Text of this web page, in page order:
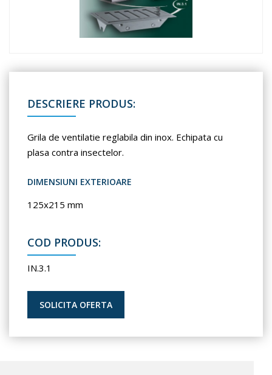
DESCRIERE PRODUS:
Grila de ventilatie reglabila din inox. Echipata cu
plasa contra insectelor.
DIMENSIUNI EXTERIOARE
125x215 mm
COD PRODUS:
IN.3.1
SOLICITA OFERTA